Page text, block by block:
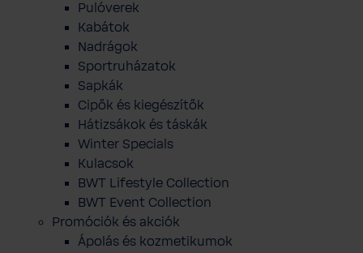
Pulóverek
Kabátok
Nadrágok
Sportruházatok
Sapkák
Cipők és kiegészítők
Hátizsákok és táskák
Winter Specials
Kulacsok
BWT Lifestyle Collection
BWT Event Collection
Promóciók és akciók
Ápolás és kozmetikumok